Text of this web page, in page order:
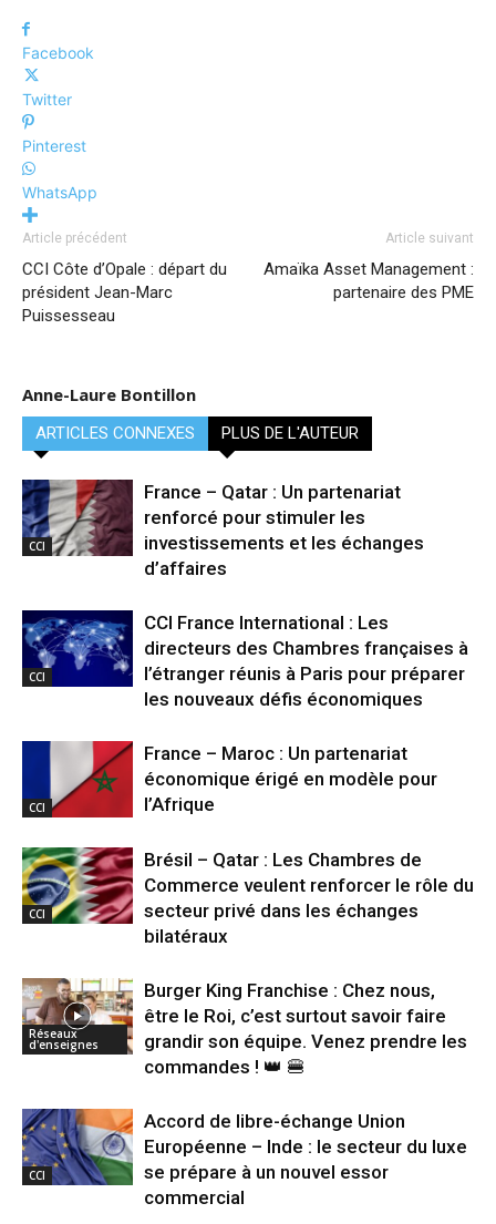
Facebook
Twitter
Pinterest
WhatsApp
Article précédent
CCI Côte d’Opale : départ du
président Jean-Marc
Puissesseau
Article suivant
Amaïka Asset Management :
partenaire des PME
Anne-Laure Bontillon
ARTICLES CONNEXES PLUS DE L'AUTEUR
CCI
France – Qatar : Un partenariat
renforcé pour stimuler les
investissements et les échanges
d’affaires
CCI
CCI France International : Les
directeurs des Chambres françaises à
l’étranger réunis à Paris pour préparer
les nouveaux défis économiques
CCI
France – Maroc : Un partenariat
économique érigé en modèle pour
l’Afrique
CCI
Brésil – Qatar : Les Chambres de
Commerce veulent renforcer le rôle du
secteur privé dans les échanges
bilatéraux
Réseaux
d'enseignes
Burger King Franchise : Chez nous,
être le Roi, c’est surtout savoir faire
grandir son équipe. Venez prendre les
commandes ! 👑 🍔
CCI
Accord de libre-échange Union
Européenne – Inde : le secteur du luxe
se prépare à un nouvel essor
commercial